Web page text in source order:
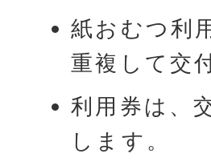
紙おむつ利
重複して交
利用券は、
します。